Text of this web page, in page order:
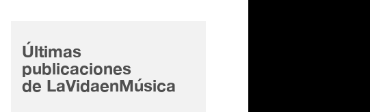
Últimas
publicaciones
de LaVidaenMúsica